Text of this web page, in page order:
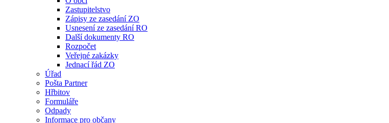
Zastupitelstvo
Zápisy ze zasedání ZO
Usnesení ze zasedání RO
Další dokumenty RO
Rozpočet
Veřejné zakázky
Jednací řád ZO
Úřad
Pošta Partner
Hřbitov
Formuláře
Odpady
Informace pro občany